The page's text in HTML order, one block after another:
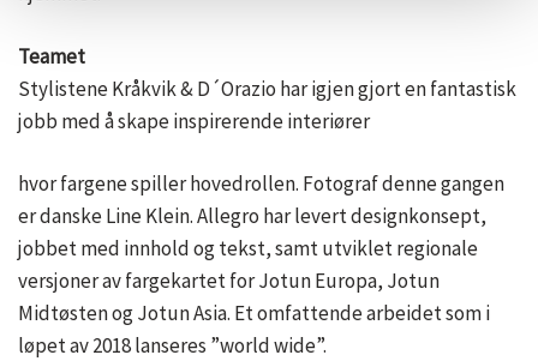
Teamet
Stylistene Kråkvik & D´Orazio har igjen gjort en fantastisk
jobb med å skape inspirerende interiører
hvor fargene spiller hovedrollen. Fotograf denne gangen
er danske Line Klein. Allegro har levert designkonsept,
jobbet med innhold og tekst, samt utviklet regionale
versjoner av fargekartet for Jotun Europa, Jotun
Midtøsten og Jotun Asia. Et omfattende arbeidet som i
løpet av 2018 lanseres ”world wide”.